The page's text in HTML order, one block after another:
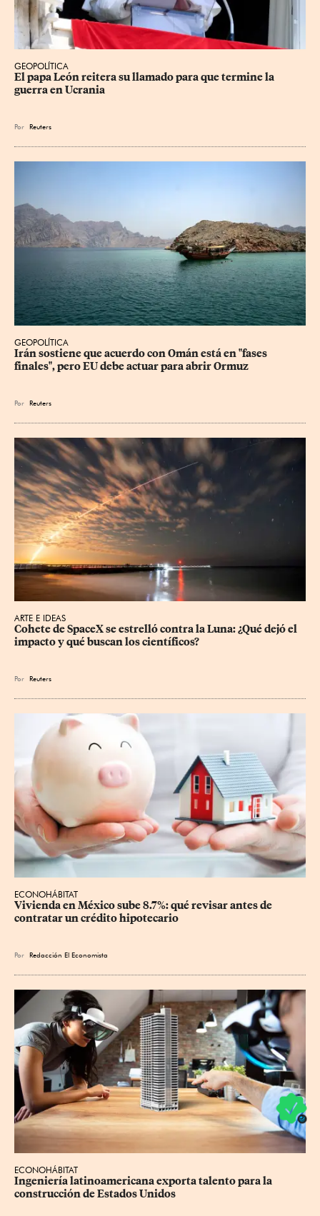
GEOPOLÍTICA
El papa León reitera su llamado para que termine la
guerra en Ucrania
Por Reuters
GEOPOLÍTICA
Irán sostiene que acuerdo con Omán está en "fases
finales", pero EU debe actuar para abrir Ormuz
Por Reuters
ARTE E IDEAS
Cohete de SpaceX se estrelló contra la Luna: ¿Qué dejó el
impacto y qué buscan los científicos?
Por Reuters
ECONOHÁBITAT
Vivienda en México sube 8.7%: qué revisar antes de
contratar un crédito hipotecario
Por Redacción El Economista
ECONOHÁBITAT
Ingeniería latinoamericana exporta talento para la
construcción de Estados Unidos